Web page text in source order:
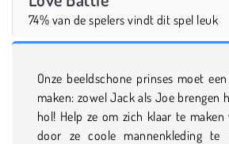
74% van de spelers vindt dit spel leuk
Onze beeldschone prinses moet
maken: zowel Jack als Joe brengen
hol! Help ze om zich klaar te
door ze coole mannenkleding te